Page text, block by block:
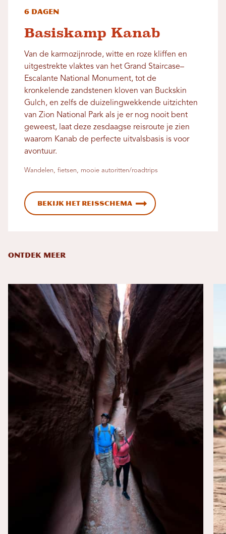
6 dagen
Basiskamp Kanab
Van de karmozijnrode, witte en roze kliffen en
uitgestrekte vlaktes van het Grand Staircase–
Escalante National Monument, tot de
kronkelende zandstenen kloven van Buckskin
Gulch, en zelfs de duizelingwekkende uitzichten
van Zion National Park als je er nog nooit bent
geweest, laat deze zesdaagse reisroute je zien
waarom Kanab de perfecte uitvalsbasis is voor
avontuur.
Wandelen, fietsen, mooie autoritten/roadtrips
Bekijk het reisschema
ONTDEK MEER